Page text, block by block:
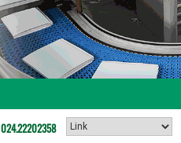
024.22202358